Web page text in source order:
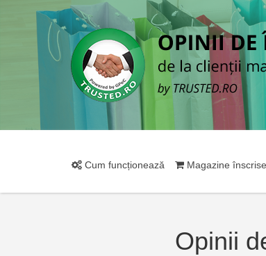
Cum funcționează Magazine înscrise
Opinii